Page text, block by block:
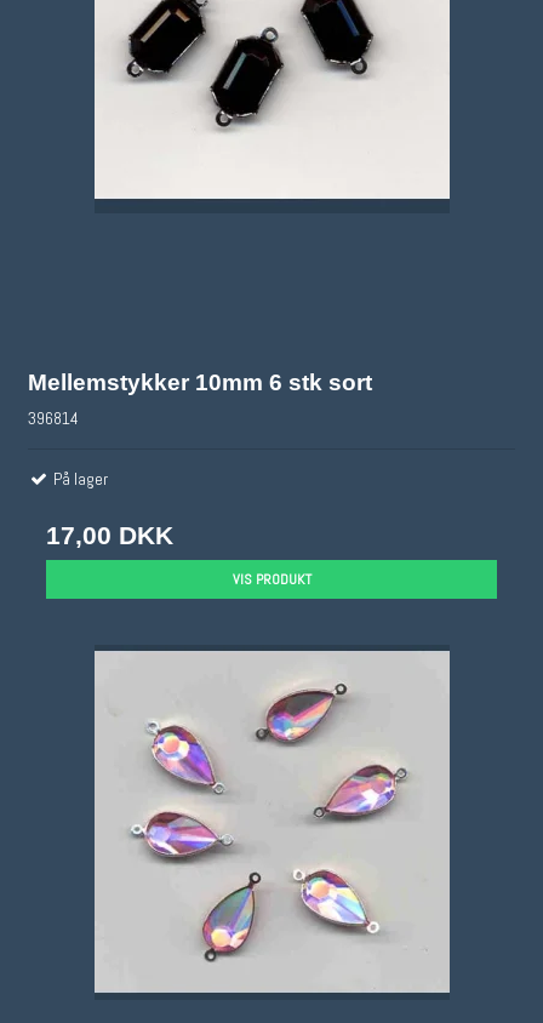
Mellemstykker 10mm 6 stk sort
396814
På lager
17,00 DKK
VIS PRODUKT